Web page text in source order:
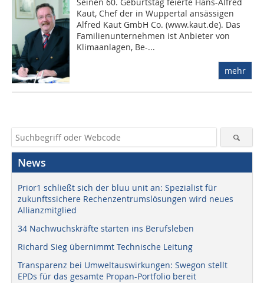
Kaut, Chef der in Wuppertal an­sässigen
Alfred Kaut GmbH Co. (www.kaut.de). Das
Fa­mi­lien­un­ter­neh­men ist An­bie­ter von
Klimaanlagen, Be-...
mehr
News
Prior1 schließt sich der bluu unit an: Spezialist für
zukunftssichere Rechenzentrumslösungen wird neues
Allianzmitglied
34 Nachwuchskräfte starten ins Berufsleben
Richard Sieg übernimmt Technische Leitung
Transparenz bei Umweltauswirkungen: Swegon stellt
EPDs für das gesamte Propan-Portfolio bereit